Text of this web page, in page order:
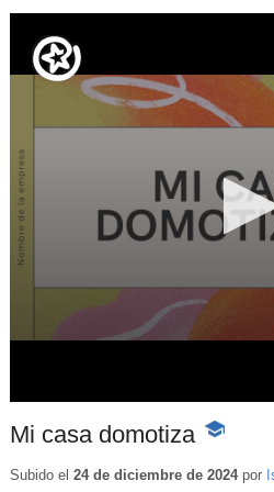
Mi casa domotiza -
educativo
Subido el 24 de diciembre de 2024por